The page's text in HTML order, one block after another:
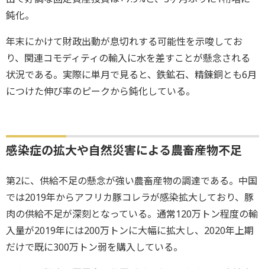
鈍化。
年末にかけて財政出動が息切れする可能性を示唆してお
り、関連コモディティの輸入に水を差すことが懸念される
状況である。実際に単月で見ると、鉄鉱石、精錬銅とも6月
につけた伸び率のピークから鈍化している。
感染症の拡大や自然災害による農畜産物不足
第2に、供給不足の懸念が強い農畜産物の調達である。中国
では2019年からアフリカ豚コレラが感染拡大しており、豚
肉の供給不足が深刻となっている。通常120万トン程度の輸
入量が2019年には200万トンに大幅に拡大し、2020年上期
だけで既に300万トン弱を購入している。